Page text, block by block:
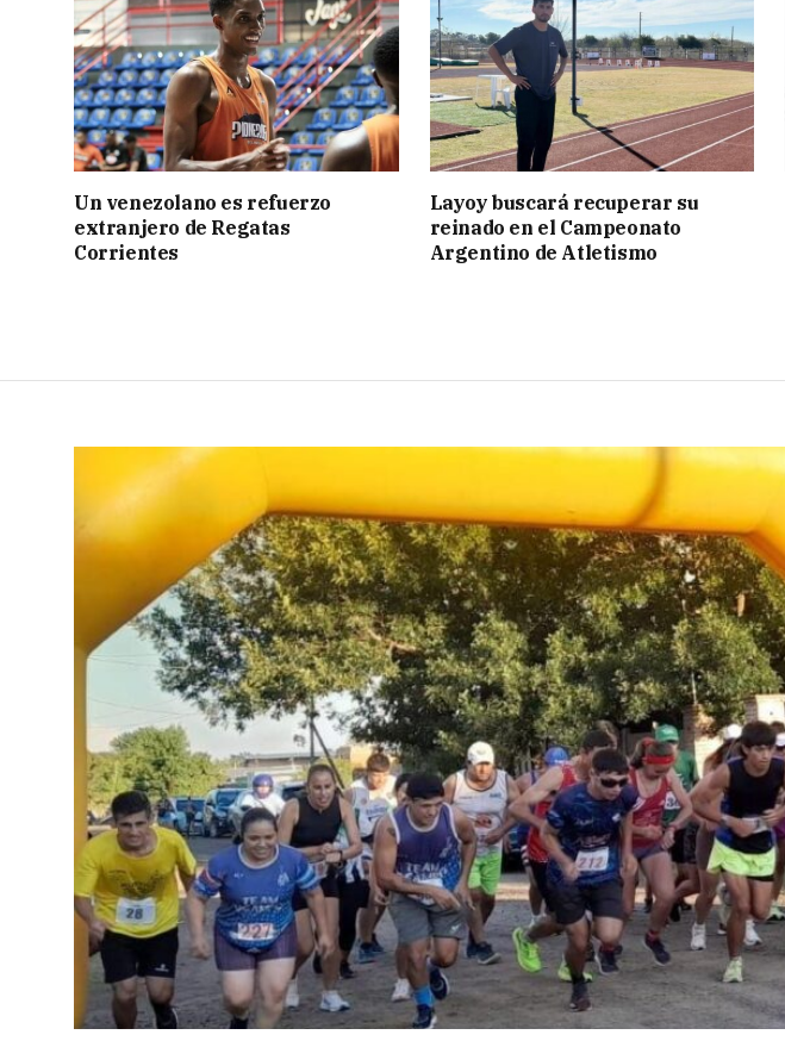
Un venezolano es refuerzo
extranjero de Regatas
Corrientes
Layoy buscará recuperar su
reinado en el Campeonato
Argentino de Atletismo